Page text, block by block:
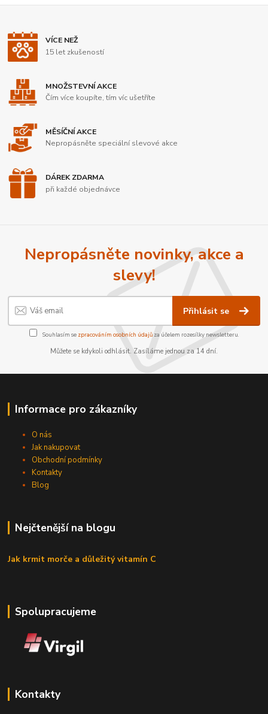
VÍCE NEŽ
15 let zkušeností
MNOŽSTEVNÍ AKCE
Čím více koupíte, tím víc ušetříte
MĚSÍČNÍ AKCE
Nepropásněte speciální slevové akce
DÁREK ZDARMA
při každé objednávce
Nepropásněte novinky, akce a
slevy!
Přihlásit se
Souhlasím se zpracováním osobních údajůza účelem rozesílky newsletteru.
Můžete se kdykoli odhlásit. Zasíláme jednou za 14 dní.
Informace pro zákazníky
O nás
Jak nakupovat
Obchodní podmínky
Kontakty
Blog
Nejčtenější na blogu
Jak krmit morče a důležitý vitamín C
Spolupracujeme
Kontakty